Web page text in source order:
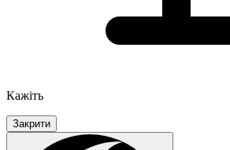
Кажіть
Закрити